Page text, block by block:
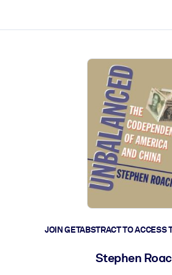
JOIN GETABSTRACT TO ACCESS
Stephen